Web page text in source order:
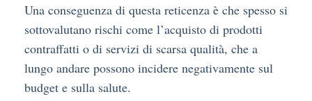
Una conseguenza di questa reticenza è che spesso si
sottovalutano rischi come l’acquisto di prodotti
contraffatti o di servizi di scarsa qualità, che a
lungo andare possono incidere negativamente sul
budget e sulla salute.